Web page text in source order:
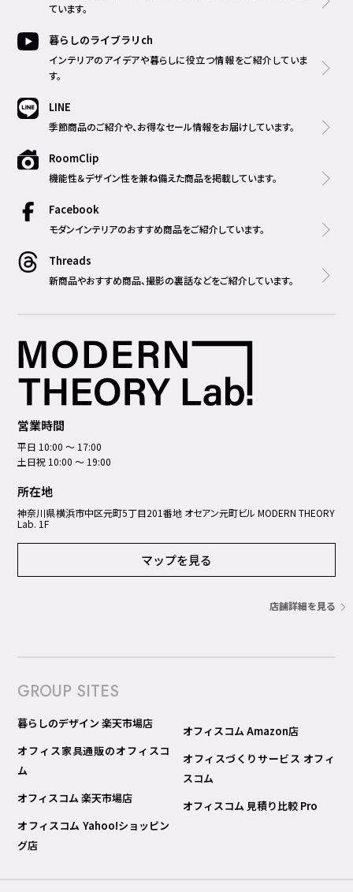
ています。
暮らしのライブラリch
インテリアのアイデアや暮らしに役立つ情報をご紹介していま
す。
LINE
季節商品のご紹介や、お得なセール情報をお届けしています。
RoomClip
機能性＆デザイン性を兼ね備えた商品を掲載しています。
Facebook
モダンインテリアのおすすめ商品をご紹介しています。
Threads
新商品やおすすめ商品、撮影の裏話などをご紹介しています。
営業時間
平日 10:00 ～ 17:00
土日祝 10:00 ～ 19:00
所在地
神奈川県横浜市中区元町5丁⽬201番地 オセアン元町ビル MODERN THEORY
Lab. 1F
マップを見る
店舗詳細を見る
GROUP SITES
暮らしのデザイン 楽天市場店
オフィス家具通販のオフィスコ
ム
オフィスコム 楽天市場店
オフィスコム Yahoo!ショッピン
グ店
オフィスコム Amazon店
オフィスづくりサービス オフィ
スコム
オフィスコム 見積り比較 Pro